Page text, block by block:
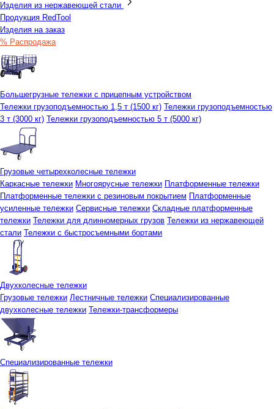
Изделия из нержавеющей стали
Продукция RedTool
Изделия на заказ
% Распродажа
Большегрузные тележки с прицепным устройством
Тележки грузоподъемностью 1,5 т (1500 кг) Тележки грузоподъемностью
3 т (3000 кг) Тележки грузоподъемностью 5 т (5000 кг)
Грузовые четырехколесные тележки
Каркасные тележки Многоярусные тележки Платформенные тележки
Платформенные тележки с резиновым покрытием Платформенные
усиленные тележки Сервисные тележки Складные платформенные
тележки Тележки для длинномерных грузов Тележки из нержавеющей
стали Тележки с быстросъемными бортами
Двухколесные тележки
Грузовые тележки Лестничные тележки Специализированные
двухколесные тележки Тележки-трансформеры
Специализированные тележки